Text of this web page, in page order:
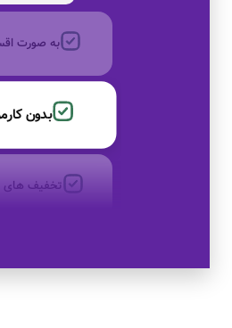
بدون
تخفیف های
کالای
به صورت